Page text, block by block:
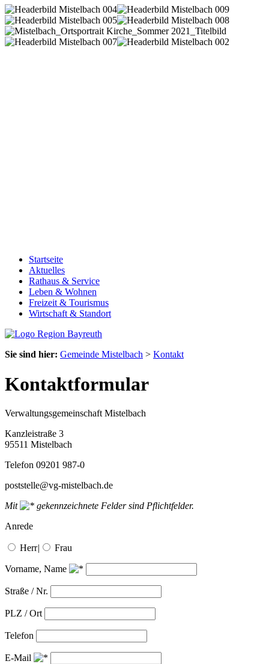
Startseite
Aktuelles
Rathaus & Service
Leben & Wohnen
Freizeit & Tourismus
Wirtschaft & Standort
Sie sind hier: Gemeinde Mistelbach > Kontakt
Kontaktformular
Verwaltungsgemeinschaft Mistelbach
Kanzleistraße 3
95511 Mistelbach
Telefon 09201 987-0
poststelle@vg-mistelbach.de
Mit
gekennzeichnete Felder sind Pflichtfelder.
Anrede
Herr| Frau
Vorname, Name
Straße / Nr.
PLZ / Ort
Telefon
E-Mail